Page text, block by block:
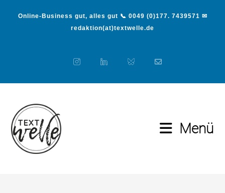
Online-Business gut, alles gut 📞 0049 (0)177. 7439571 ✉
redaktion(at)textwelle.de
Menü
Definition storytelling